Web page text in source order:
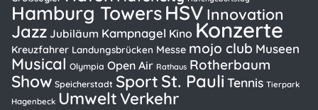
Hamburg TowersHSV Innovation
Jazz Jubiläum Kampnagel Kino Konzerte
Kreuzfahrer Landungsbrücken Messe mojo club Museen
Musical Olympia Open Air Rathaus Rotherbaum
Show Speicherstadt Sport St. Pauli Tennis Tierpark
Hagenbeck UmweltVerkehr